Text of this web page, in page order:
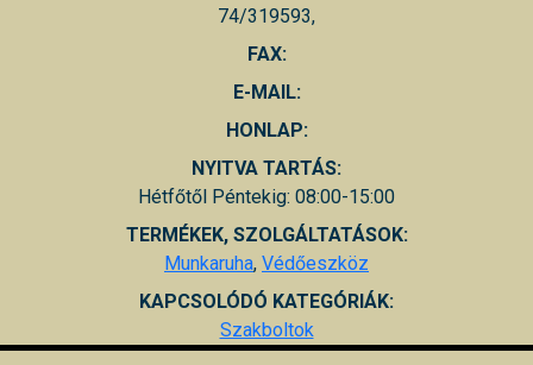
74/319593,
FAX:
E-MAIL:
HONLAP:
NYITVA TARTÁS:
Hétfőtől Péntekig: 08:00-15:00
TERMÉKEK, SZOLGÁLTATÁSOK:
Munkaruha, Védőeszköz
KAPCSOLÓDÓ KATEGÓRIÁK:
Szakboltok